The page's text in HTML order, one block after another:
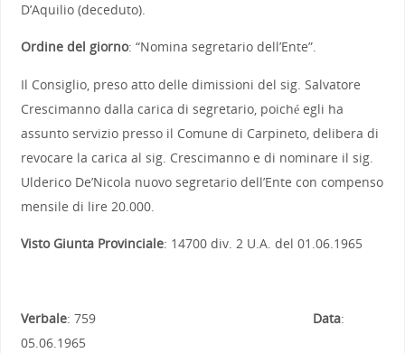
D’Aquilio (deceduto).
Ordine del giorno: “Nomina segretario dell’Ente”.
Il Consiglio, preso atto delle dimissioni del sig. Salvatore
Crescimanno dalla carica di segretario, poiché egli ha
assunto servizio presso il Comune di Carpineto, delibera di
revocare la carica al sig. Crescimanno e di nominare il sig.
Ulderico De’Nicola nuovo segretario dell’Ente con compenso
mensile di lire 20.000.
Visto Giunta Provinciale: 14700 div. 2 U.A. del 01.06.1965
Verbale: 759 Data:
05.06.1965